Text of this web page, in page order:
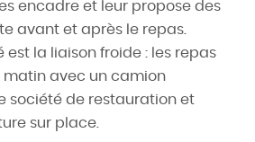
encadre et leur propose des
avant et après le repas.
la liaison froide : les repas
matin avec un camion
société de restauration et
sur place.